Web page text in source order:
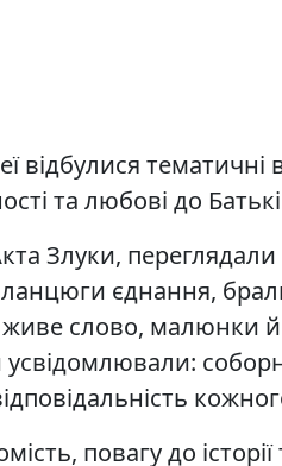
відбулися тематичні
та любові до
Злуки, переглядали
єднання,
слово, малюнки й
усвідомлювали:
повагу до історії